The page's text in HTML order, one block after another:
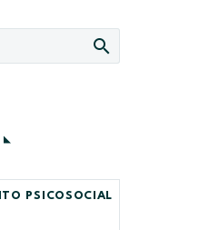
PSICOSOCIAL